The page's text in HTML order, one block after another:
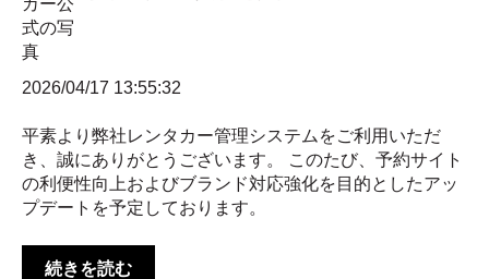
2026/04/17 13:55:32
平素より弊社レンタカー管理システムをご利用いただ
き、誠にありがとうございます。 このたび、予約サイト
の利便性向上およびブランド対応強化を目的としたアッ
プデートを予定しております。
続きを読む